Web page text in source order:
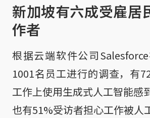
新加坡有六成受雇居
作者
根据云端软件公司
1001名员工进行的调查，有
工作上使用生成式人工智能感
也有51%受访者担心工作被人